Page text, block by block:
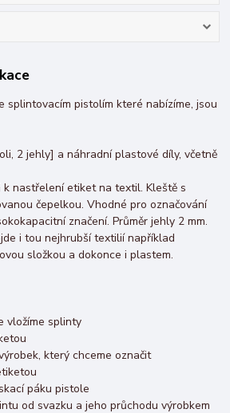
splintovacím pistolím které nabízíme, jsou
2 jehly] a náhradní plastové díly, včetně
nastřelení etiket na textil. Kleště s
čepelkou. Vhodné pro označování
značení. Průměr jehly 2 mm.
i tou nejhrubší textilií například
složkou a dokonce i plastem.
vložíme splinty
který chceme označit
páku pistole
od svazku a jeho průchodu výrobkem